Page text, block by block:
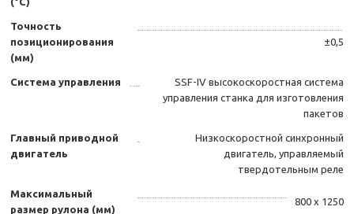
Точность
позиционирования
(мм)
±0,5
Система управления
SSF-IV высокоскоростная система
управления станка для изготовления
пакетов
Главный приводной
двигатель
Низкоскоростной синхронный
двигатель, управляемый
твердотельным реле
Максимальный
размер рулона (мм)
800 x 1250